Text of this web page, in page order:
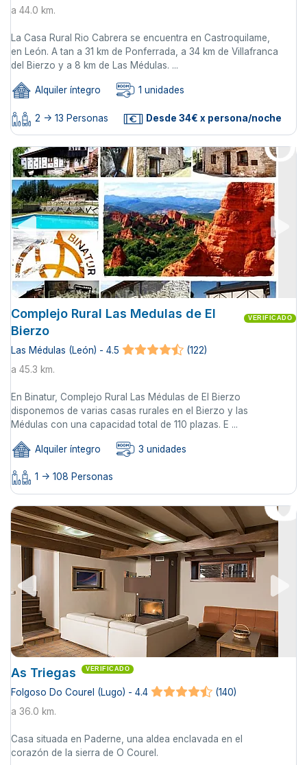
a 44.0 km.
La Casa Rural Rio Cabrera se encuentra en Castroquilame,
en León. A tan a 31 km de Ponferrada, a 34 km de Villafranca
del Bierzo y a 8 km de Las Médulas. ...
Alquiler íntegro 1 unidades
2 -> 13 Personas Desde 34€ x persona/noche
Complejo Rural Las Medulas de El
Bierzo
VERIFICADO
Las Médulas (León) - 4.5
(122)
a 45.3 km.
En Binatur, Complejo Rural Las Médulas de El Bierzo
disponemos de varias casas rurales en el Bierzo y las
Médulas con una capacidad total de 110 plazas. E ...
Alquiler íntegro 3 unidades
1 -> 108 Personas
As Triegas VERIFICADO
Folgoso Do Courel (Lugo) - 4.4
(140)
a 36.0 km.
Casa situada en Paderne, una aldea enclavada en el
corazón de la sierra de O Courel.